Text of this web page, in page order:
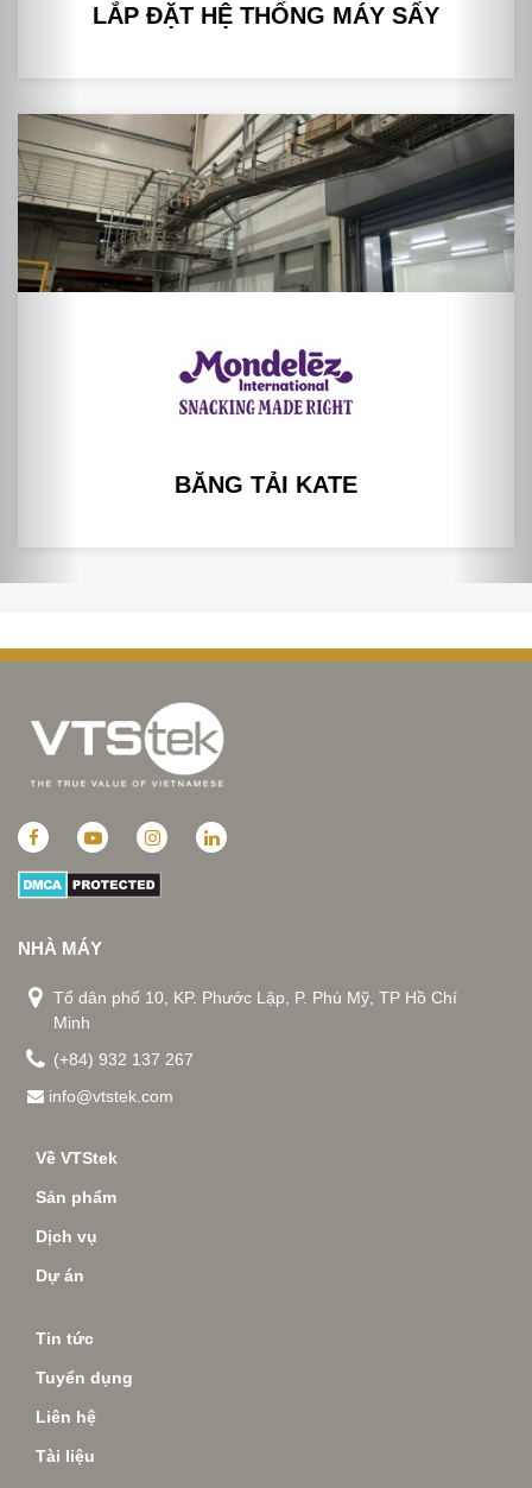
LẮP ĐẶT HỆ THỐNG MÁY SẤY
BĂNG TẢI KATE
NHÀ MÁY
Tổ dân phố 10, KP. Phước Lập, P. Phú Mỹ, TP Hồ Chí
Minh
(+84) 932 137 267
info@vtstek.com
Về VTStek
Sản phẩm
Dịch vụ
Dự án
Tin tức
Tuyển dụng
Liên hệ
Tài liệu